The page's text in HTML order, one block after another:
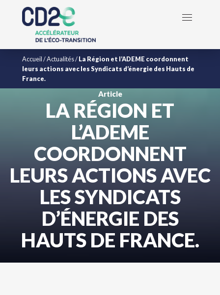
Accueil/Actualités/La Région et l’ADEME coordonnent
leurs actions avec les Syndicats d’énergie des Hauts de
France.
Article
LA RÉGION ET
L’ADEME
COORDONNENT
LEURS ACTIONS AVEC
LES SYNDICATS
D’ÉNERGIE DES
HAUTS DE FRANCE.